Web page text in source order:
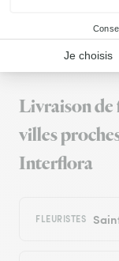
les
Livraison de
villes
Interflora
FLEURISTES